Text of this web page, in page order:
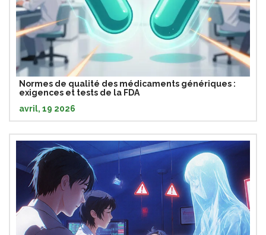
Normes de qualité des médicaments génériques :
exigences et tests de la FDA
avril, 19 2026